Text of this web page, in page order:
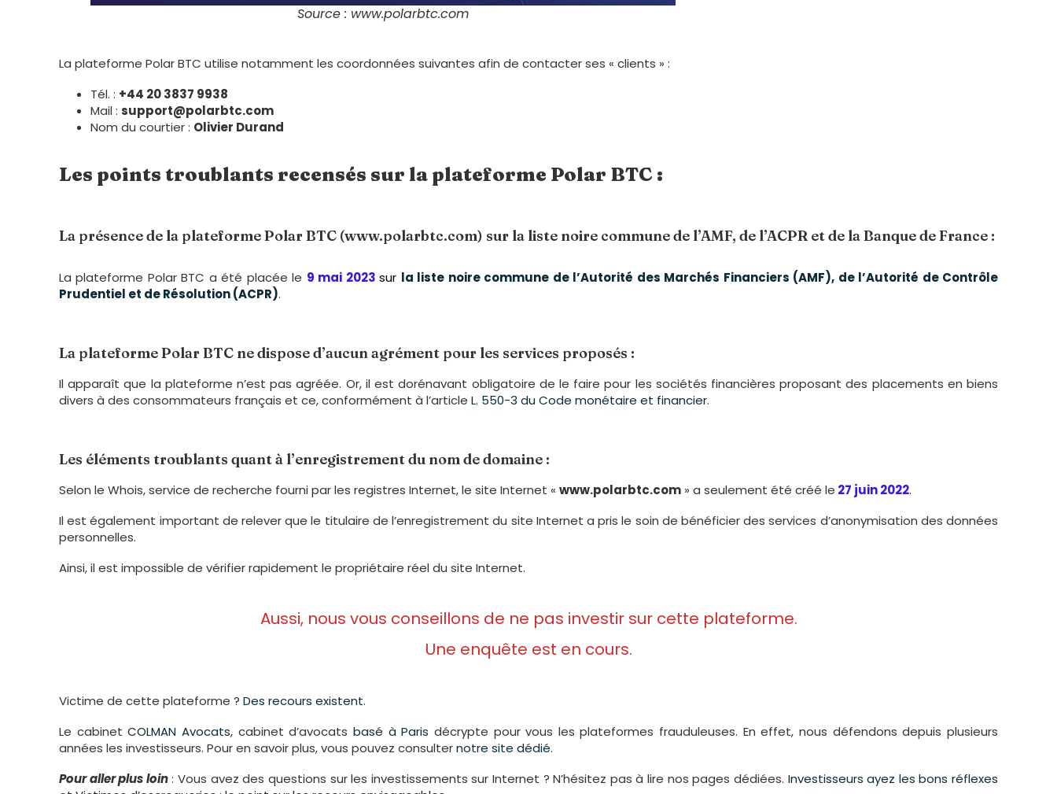
Source : www.polarbtc.com
La plateforme Polar BTC utilise notamment les coordonnées suivantes afin de contacter ses « clients » :
Tél. : +44 20 3837 9938
Mail : support@polarbtc.com
Nom du courtier : Olivier Durand
Les points troublants recensés sur la plateforme Polar BTC :
La présence de la plateforme Polar BTC (www.polarbtc.com) sur la liste noire commune de l’AMF, de l’ACPR et de la Banque de France :
La plateforme Polar BTC a été placée le 9 mai 2023sur la liste noire commune de l’Autorité des Marchés Financiers (AMF), de l’Autorité de Contrôle
Prudentiel et de Résolution (ACPR).
La plateforme Polar BTC ne dispose d’aucun agrément pour les services proposés :
Il apparaît que la plateforme n’est pas agréée. Or, il est dorénavant obligatoire de le faire pour les sociétés financières proposant des placements en biens
divers à des consommateurs français et ce, conformément à l’article L. 550-3 du Code monétaire et financier.
Les éléments troublants quant à l’enregistrement du nom de domaine :
Selon le Whois, service de recherche fourni par les registres Internet, le site Internet « www.polarbtc.com » a seulement été créé le 27 juin 2022.
Il est également important de relever que le titulaire de l’enregistrement du site Internet a pris le soin de bénéficier des services d’anonymisation des données
personnelles.
Ainsi, il est impossible de vérifier rapidement le propriétaire réel du site Internet.
Aussi, nous vous conseillons de ne pas investir sur cette plateforme.
Une enquête est en cours.
Victime de cette plateforme ? Des recours existent.
Le cabinetCOLMAN Avocats, cabinet d’avocats basé à Paris décrypte pour vous les plateformes frauduleuses. En effet, nous défendons depuis plusieurs
années les investisseurs. Pour en savoir plus, vous pouvez consulternotre site dédié.
Pour aller plus loin: Vous avez des questions sur les investissements sur Internet ? N’hésitez pas à lire nos pages dédiées. Investisseurs ayez les bons réflexes